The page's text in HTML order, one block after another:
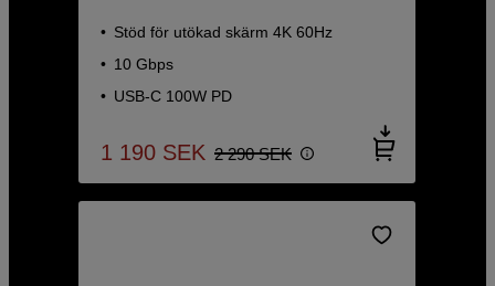
Stöd för utökad skärm 4K 60Hz
10 Gbps
USB-C 100W PD
1 190 SEK 2 290 SEK